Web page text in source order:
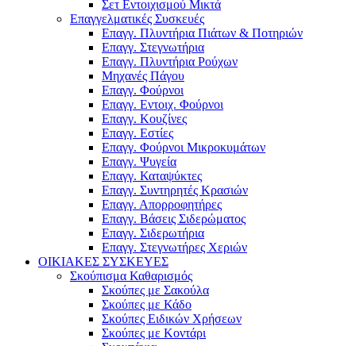
Σετ Εντοιχισμού Μικτά
Επαγγελματικές Συσκευές
Επαγγ. Πλυντήρια Πιάτων & Ποτηριών
Επαγγ. Στεγνωτήρια
Επαγγ. Πλυντήρια Ρούχων
Μηχανές Πάγου
Επαγγ. Φούρνοι
Επαγγ. Εντοιχ. Φούρνοι
Επαγγ. Κουζίνες
Επαγγ. Εστίες
Επαγγ. Φούρνοι Μικροκυμάτων
Επαγγ. Ψυγεία
Επαγγ. Καταψύκτες
Επαγγ. Συντηρητές Κρασιών
Επαγγ. Απορροφητήρες
Επαγγ. Βάσεις Σιδερώματος
Επαγγ. Σιδερωτήρια
Επαγγ. Στεγνωτήρες Χεριών
ΟΙΚΙΑΚΕΣ ΣΥΣΚΕΥΕΣ
Σκούπισμα Καθαρισμός
Σκούπες με Σακούλα
Σκούπες με Κάδο
Σκούπες Ειδικών Χρήσεων
Σκούπες με Κοντάρι